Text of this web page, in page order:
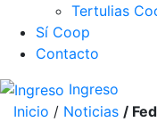
Tertulias
Sí Coop
Contacto
Ingreso
Inicio / Noticias /